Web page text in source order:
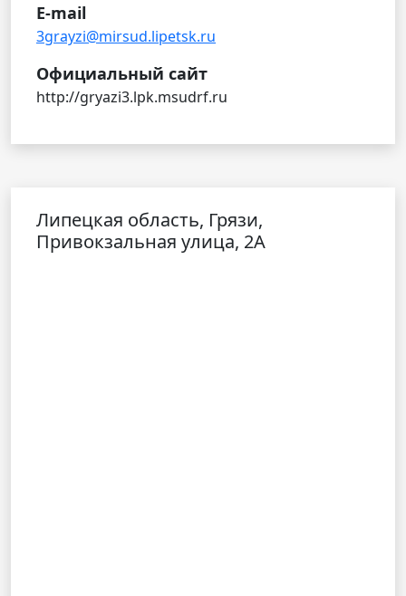
E-mail
3grayzi@mirsud.lipetsk.ru
Официальный сайт
http://gryazi3.lpk.msudrf.ru
Липецкая область, Грязи,
Привокзальная улица, 2А